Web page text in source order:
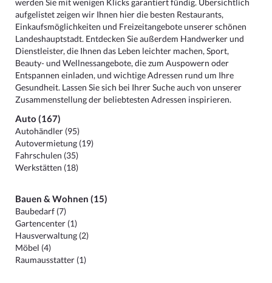
werden Sie mit wenigen Klicks garantiert fündig. Übersichtlich
aufgelistet zeigen wir Ihnen hier die besten Restaurants,
Einkaufsmöglichkeiten und Freizeitangebote unserer schönen
Landeshauptstadt. Entdecken Sie außerdem Handwerker und
Dienstleister, die Ihnen das Leben leichter machen, Sport,
Beauty- und Wellnessangebote, die zum Auspowern oder
Entspannen einladen, und wichtige Adressen rund um Ihre
Gesundheit. Lassen Sie sich bei Ihrer Suche auch von unserer
Zusammenstellung der beliebtesten Adressen inspirieren.
Auto (167)
Autohändler (95)
Autovermietung (19)
Fahrschulen (35)
Werkstätten (18)
Bauen & Wohnen (15)
Baubedarf (7)
Gartencenter (1)
Hausverwaltung (2)
Möbel (4)
Raumausstatter (1)